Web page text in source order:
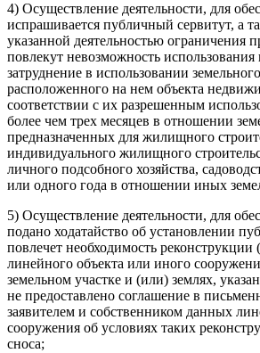
4) Осуществление деятельности, для
испрашивается публичный сервитут, а
указанной деятельностью ограничения
повлекут невозможность
затруднение в использовании
расположенного на нем объекта
соответствии с их разрешенным
более чем трех месяцев в отношении
предназначенных для жилищного
индивидуального жилищного
личного подсобного хозяйства,
или одного года в отношении иных
5) Осуществление деятельности, для
подано ходатайство об установлении
повлечет необходимость реконструкции
линейного объекта или иного
земельном участке и (или) землях,
не предоставлено соглашение в
заявителем и собственником данных
сооружения об условиях таких
сноса;